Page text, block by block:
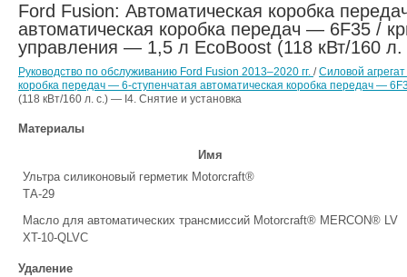
Ford Fusion: Автоматическая коробка
автоматическая коробка передач — 6F35 /
управления — 1,5 л EcoBoost (118 кВт/160
Руководство по обслуживанию Ford Fusion 2013–2020 гг. /Силовой агрегат
коробка передач — 6-ступенчатая автоматическая коробка передач —
(118 кВт/160 л. с.) — I4. Снятие и установка
Материалы
Имя
Ультра силиконовый герметик Motorcraft®
ТА-29
Масло для автоматических трансмиссий Motorcraft® MERCON® LV
XT-10-QLVC
Удаление